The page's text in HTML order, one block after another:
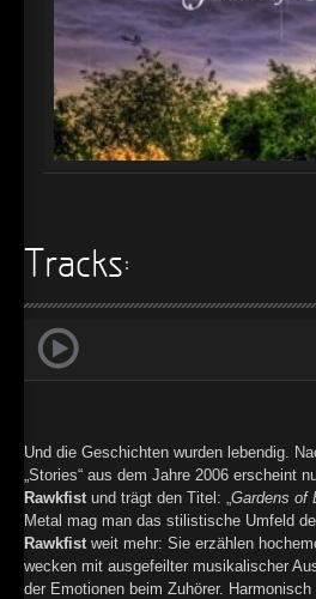
►
►
►
►
►
Tracks:
Und die Geschichten wurden lebendig.
„Stories“ aus dem Jahre 2006 erscheint
Rawkfist und trägt den Titel: „ Gardens of
Metal mag man das stilistische Umfeld
Rawkfist weit mehr: Sie erzählen
wecken mit ausgefeilter musikalischer
der Emotionen beim Zuhörer.